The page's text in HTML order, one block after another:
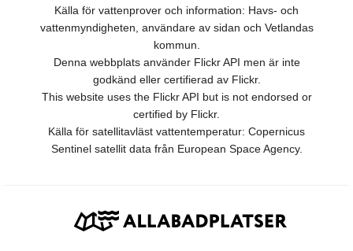
Källa för vattenprover och information: Havs- och
vattenmyndigheten, användare av sidan och Vetlandas
kommun.
Denna webbplats använder Flickr API men är inte
godkänd eller certifierad av Flickr.
This website uses the Flickr API but is not endorsed or
certified by Flickr.
Källa för satellitavläst vattentemperatur: Copernicus
Sentinel satellit data från European Space Agency.